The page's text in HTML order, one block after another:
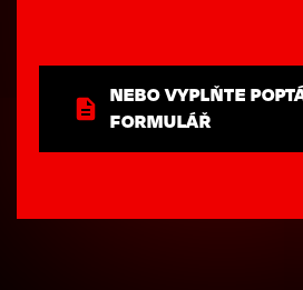
NEBO VYPLŇTE
FORMULÁŘ